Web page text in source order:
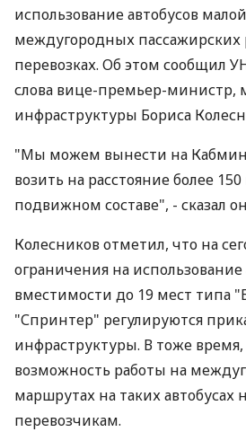
использование автобусов
междугородных пассажирских
перевозках. Об этом сообщил
слова вице-премьер-министр,
инфраструктуры Бориса
"Мы можем вынести на Кабмин
возить на расстояние более
подвижном составе", - сказал
Колесников отметил, что на
ограничения на использование
вместимости до 19 мест типа
"Спринтер" регулируются
инфраструктуры. В тоже время,
возможность работы на
маршрутах на таких автобусах
перевозчикам.